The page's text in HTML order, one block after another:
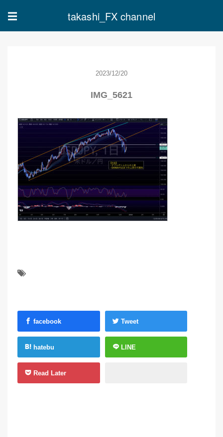
☰ takashi_FX channel
2023/12/20
IMG_5621
facebook Tweet
hatebu LINE
Read Later